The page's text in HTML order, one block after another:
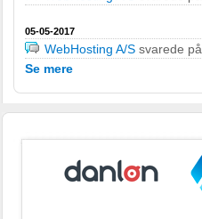
05-05-2017
WebHosting A/S svarede på
Se mere